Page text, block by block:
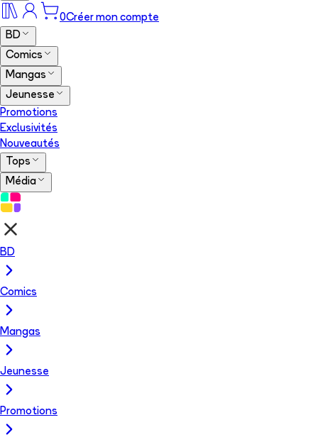
0Créer mon compte
BD
Comics
Mangas
Jeunesse
Promotions
Exclusivités
Nouveautés
Tops
Média
BD
Comics
Mangas
Jeunesse
Promotions